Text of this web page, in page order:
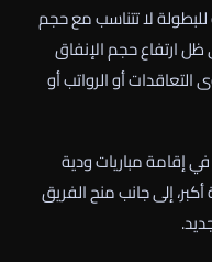
للبطولة لا تتناسب مع حجم
ارتفاع حجم الإنفاق
أو الرواتب أو
إقامة مباريات ودية
إلى جانب منح الفريق